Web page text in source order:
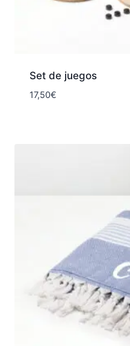
Set de juegos
17,50€